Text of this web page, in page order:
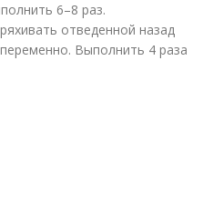
6–8 раз.
отведенной назад
Выполнить 4 раза